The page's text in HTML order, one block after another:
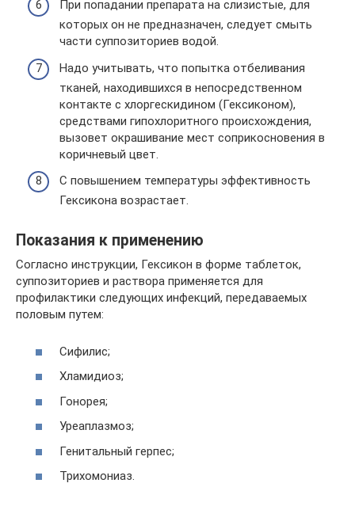
При попадании препарата на слизистые, для
которых он не предназначен, следует смыть
части суппозиториев водой.
Надо учитывать, что попытка отбеливания
тканей, находившихся в непосредственном
контакте с хлоргескидином (Гексиконом),
средствами гипохлоритного происхождения,
вызовет окрашивание мест соприкосновения в
коричневый цвет.
С повышением температуры эффективность
Гексикона возрастает.
Показания к применению
Согласно инструкции, Гексикон в форме таблеток,
суппозиториев и раствора применяется для
профилактики следующих инфекций, передаваемых
половым путем:
Сифилис;
Хламидиоз;
Гонорея;
Уреаплазмоз;
Генитальный герпес;
Трихомониаз.